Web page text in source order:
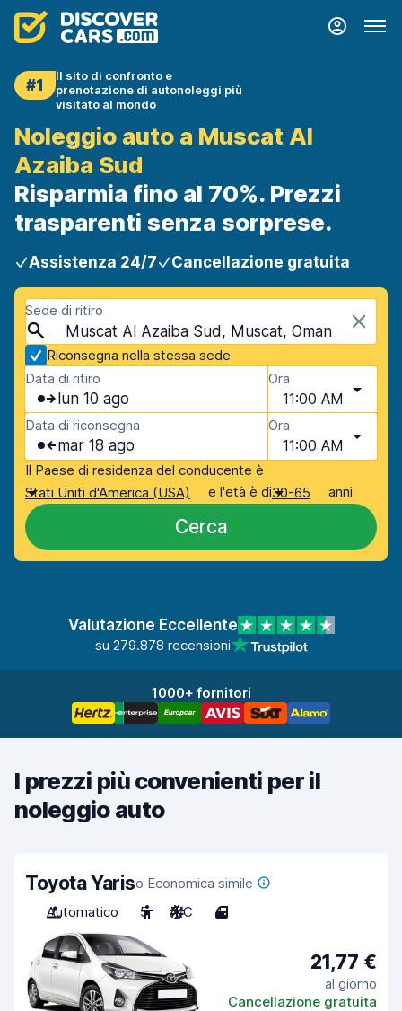
#1
Il sito di confronto e
prenotazione di autonoleggi più
visitato al mondo
Noleggio auto a Muscat Al
Azaiba Sud
Risparmia fino al 70%. Prezzi
trasparenti senza sorprese.
Assistenza 24/7 Cancellazione gratuita
Sede di ritiro
Muscat Al Azaiba Sud, Muscat, Oman
Riconsegna nella stessa sede
Data di ritiro
lun 10 ago
Ora
11:00 AM
Data di riconsegna
mar 18 ago
Ora
11:00 AM
Il Paese di residenza del conducente è
Stati Uniti d'America (USA)
e l'età è di30-65 anni
Cerca
Valutazione Eccellente
su 279.878 recensioni
1000+ fornitori
I prezzi più convenienti per il
noleggio auto
Toyota Yariso Economica simile
Automatico
5 A/C 4
21,77 €
al giorno
Cancellazione gratuita